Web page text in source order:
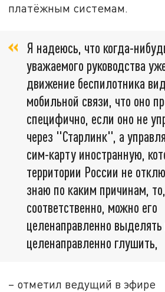
платёжным системам.
Я надеюсь, что когда-
уважаемого руководства
движение беспилотника
мобильной связи, что оно
специфично, если оно не
через "Старлинк", а
сим-карту иностранную,
территории России не
знаю по каким причинам, то,
соответственно, можно его
целенаправленно выделять
целенаправленно глушить,
– отметил ведущий в эфире